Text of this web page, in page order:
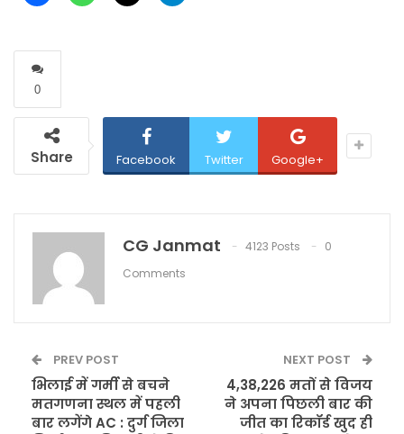
0
Share Facebook Twitter Google+
CG Janmat 4123 Posts
0
Comments
PREV POST
भिलाई में गर्मी से बचने
मतगणना स्थल में पहली
बार लगेंगे AC : दुर्ग जिला
NEXT POST
4,38,226 मतों से विजय
ने अपना पिछली बार की
जीत का रिकॉर्ड खुद ही